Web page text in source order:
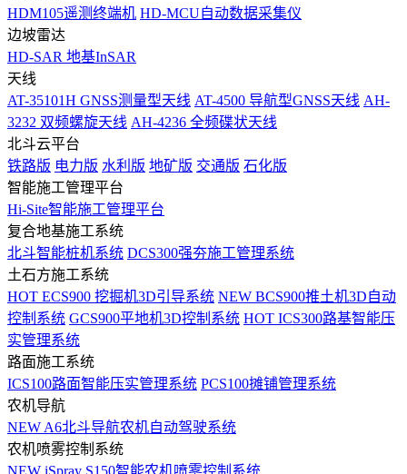
HDM105遥测终端机 HD-MCU自动数据采集仪
边坡雷达
HD-SAR 地基InSAR
天线
AT-35101H GNSS测量型天线 AT-4500 导航型GNSS天线 AH-
3232 双频螺旋天线 AH-4236 全频碟状天线
北斗云平台
铁路版 电力版 水利版 地矿版 交通版 石化版
智能施工管理平台
Hi-Site智能施工管理平台
复合地基施工系统
北斗智能桩机系统 DCS300强夯施工管理系统
土石方施工系统
HOT ECS900 挖掘机3D引导系统 NEW BCS900推土机3D自动
控制系统 GCS900平地机3D控制系统 HOT ICS300路基智能压
实管理系统
路面施工系统
ICS100路面智能压实管理系统 PCS100摊铺管理系统
农机导航
NEW A6北斗导航农机自动驾驶系统
农机喷雾控制系统
NEW iSpray S150智能农机喷雾控制系统